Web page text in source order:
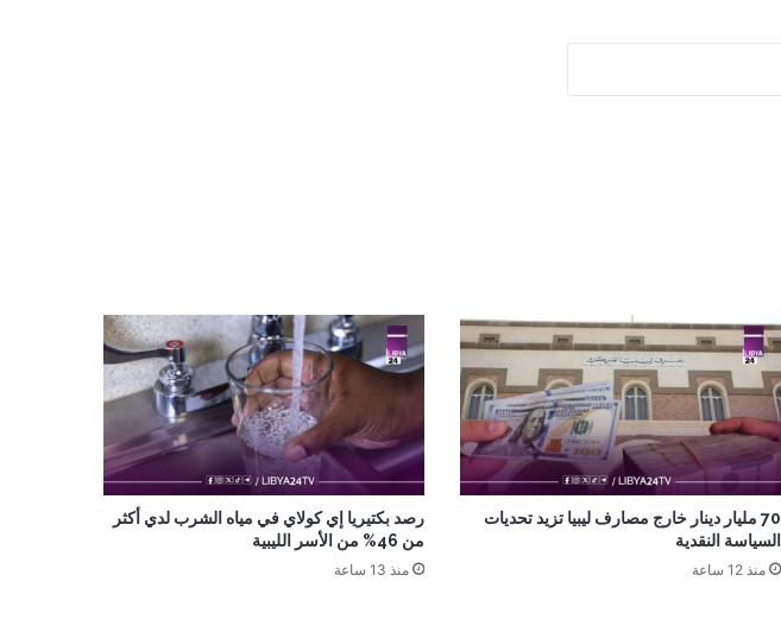
70 مليار دينار خارج مصارف ليبيا تزيد تحديات
السياسة النقدية
منذ 12 ساعة
رصد بكتيريا إي كولاي في مياه الشرب لدي أكثر
من 46% من الأسر الليبية
منذ 13 ساعة